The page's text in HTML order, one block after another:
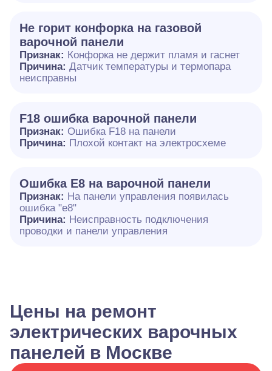
Не горит конфорка на газовой
варочной панели
Признак: Конфорка не держит пламя и гаснет
Причина: Датчик температуры и термопара
неисправны
F18 ошибка варочной панели
Признак: Ошибка F18 на панели
Причина: Плохой контакт на электросхеме
Ошибка E8 на варочной панели
Признак: На панели управления появилась
ошибка "e8"
Причина: Неисправность подключения
проводки и панели управления
Цены на ремонт
электрических варочных
панелей в Москве